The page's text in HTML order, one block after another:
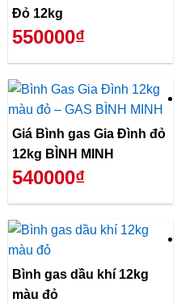
Đỏ 12kg
550000₫
Giá Bình gas Gia Đình đỏ
12kg BÌNH MINH
540000₫
Bình gas dầu khí 12kg
màu đỏ